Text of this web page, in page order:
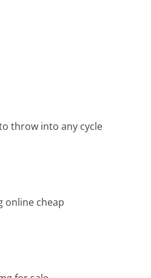
throw into any cycle
online cheap